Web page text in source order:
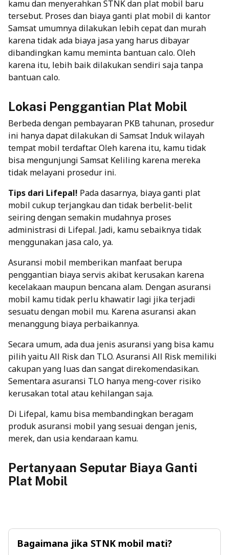
kamu dan menyerahkan STNK dan plat mobil baru
tersebut. Proses dan biaya ganti plat mobil di kantor
Samsat umumnya dilakukan lebih cepat dan murah
karena tidak ada biaya jasa yang harus dibayar
dibandingkan kamu meminta bantuan calo. Oleh
karena itu, lebih baik dilakukan sendiri saja tanpa
bantuan calo.
Lokasi Penggantian Plat Mobil
Berbeda dengan pembayaran PKB tahunan, prosedur
ini hanya dapat dilakukan di Samsat Induk wilayah
tempat mobil terdaftar.Oleh karena itu, kamu tidak
bisa mengunjungi Samsat Keliling karena mereka
tidak melayani prosedur ini.
Tips dari Lifepal! Pada dasarnya, biaya ganti plat
mobil cukup terjangkau dan tidak berbelit-belit
seiring dengan semakin mudahnya proses
administrasi di Lifepal. Jadi, kamu sebaiknya tidak
menggunakan jasa calo, ya.
Asuransi mobil memberikan manfaat berupa
penggantian biaya servis akibat kerusakan karena
kecelakaan maupun bencana alam. Dengan asuransi
mobil kamu tidak perlu khawatir lagi jika terjadi
sesuatu dengan mobil mu. Karena asuransi akan
menanggung biaya perbaikannya.
Secara umum, ada dua jenis asuransi yang bisa kamu
pilih yaitu All Risk dan TLO. Asuransi All Risk memiliki
cakupan yang luas dan sangat direkomendasikan.
Sementaraasuransi TLO hanya meng-cover risiko
kerusakan total atau kehilangan saja.
Di Lifepal, kamu bisa membandingkan beragam
produk asuransi mobil yang sesuai dengan jenis,
merek, dan usia kendaraan kamu.
Pertanyaan Seputar Biaya Ganti
Plat Mobil
Bagaimana jika STNK mobil mati?